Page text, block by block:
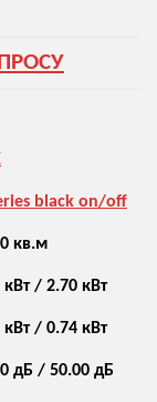
black on/off
кв.м
кВт / 2.70 кВт
кВт / 0.74 кВт
дБ / 50.00 дБ